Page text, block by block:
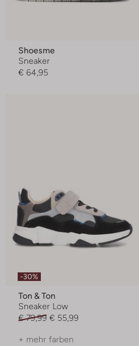
Shoesme
Sneaker
€ 64,95
-30%
Ton & Ton
Sneaker Low
€ 79,99 € 55,99
+ mehr farben